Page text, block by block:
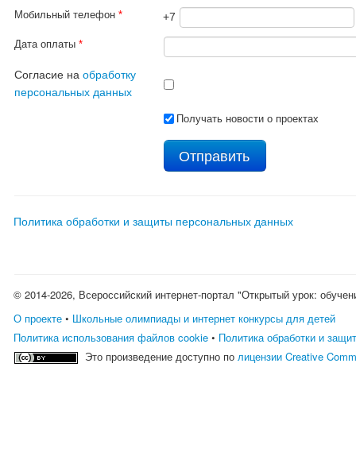
Мобильный телефон* +7
Дата оплаты*
Согласие наобработку
персональных данных
Получать новости о проектах
Политика обработки и защиты персональных данных
© 2014-2026, Всероссийский интернет-портал "Открытый урок:
О проекте • Школьные олимпиады и интернет конкурсы для детей
Политика использования файлов cookie • Политика обработки и
Это произведение доступно полицензии Creative